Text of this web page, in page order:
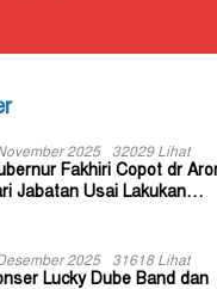
2025 32029 Lihat
Fakhiri Copot dr
Jabatan Usai Lakukan
2025 31618 Lihat
Lucky Dube Band dan